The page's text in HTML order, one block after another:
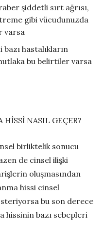
şiddetli sırt ağrısı,
gibi vücudunuzda
varsa
hastalıkların
bu belirtiler varsa
NASIL GEÇER?
birliktelik sonucu
de cinsel ilişki
oluşmasından
hissi cinsel
bu son derece
hissinin bazı sebepleri